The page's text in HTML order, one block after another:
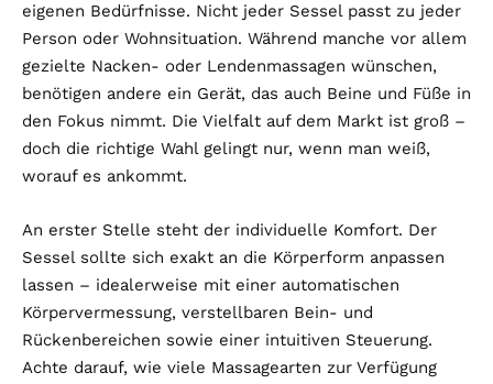
eigenen Bedürfnisse. Nicht jeder Sessel passt zu jeder
Person oder Wohnsituation. Während manche vor allem
gezielte Nacken- oder Lendenmassagen wünschen,
benötigen andere ein Gerät, das auch Beine und Füße in
den Fokus nimmt. Die Vielfalt auf dem Markt ist groß –
doch die richtige Wahl gelingt nur, wenn man weiß,
worauf es ankommt.
An erster Stelle steht der individuelle Komfort. Der
Sessel sollte sich exakt an die Körperform anpassen
lassen – idealerweise mit einer automatischen
Körpervermessung, verstellbaren Bein- und
Rückenbereichen sowie einer intuitiven Steuerung.
Achte darauf, wie viele Massagearten zur Verfügung